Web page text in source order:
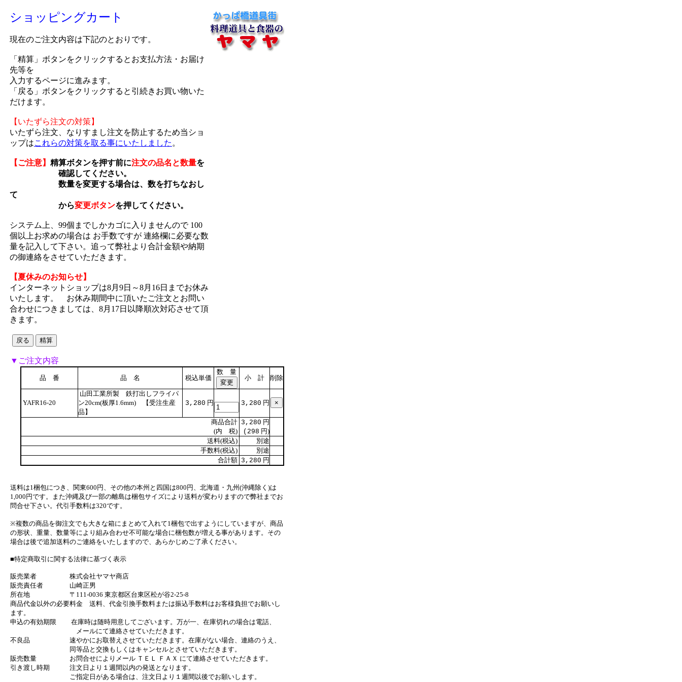
ショッピングカート
現在のご注文内容は下記のとおりです。
「精算」ボタンをクリックするとお支払方法・お届け
先等を
入力するページに進みます。
「戻る」ボタンをクリックすると引続きお買い物いた
だけます。
【いたずら注文の対策】
いたずら注文、なりすまし注文を防止するため当ショ
ップはこれらの対策を取る事にいたしました 。
【ご注意】 精算ボタンを押す前に注文の品名と数量を
確認してください。
数量を変更する場合は、数を打ちなおし
て
から変更ボタンを押してください。
システム上、99個までしかカゴに入りませんので 100
個以上お求めの場合は お手数ですが 連絡欄に必要な数
量を記入して下さい。追って弊社より合計金額や納期
の御連絡をさせていただきます。
【夏休みのお知らせ】
インターネットショップは8月9日～8月16日までお休み
いたします。 お休み期間中に頂いたご注文とお問い
合わせにつきましては、8月17日以降順次対応させて頂
きます。
▼ご注文内容
品 番 品 名 税込単価
数 量
小 計
削除
YAFR16-20
山田工業所製 鉄打出しフライパ
ン20cm(板厚1.6mm) 【受注生産
品】
3,280 円 3,280 円
商品合計
(内 税)
3,280 円
(298 円)
送料(税込)
別途
手数料(税込)
別途
合計額 3,280 円
送料は1梱包につき、関東600円、その他の本州と四国は800円、北海道・九州(沖縄除く)は
1,000円です。また沖縄及び一部の離島は梱包サイズにより送料が変わりますので弊社までお
問合せ下さい。代引手数料は320です。
※複数の商品を御注文でも大きな箱にまとめて入れて1梱包で出すようにしていますが、商品
の形状、重量、数量等により組み合わせ不可能な場合に梱包数が増える事があります。その
場合は後で追加送料のご連絡をいたしますので、あらかじめご了承ください。
■特定商取引に関する法律に基づく表示
販売業者 株式会社ヤマヤ商店
販売責任者 山崎正男
所在地 〒111-0036 東京都区台東区松が谷2-25-8
商品代金以外の必要料金 送料、代金引換手数料または振込手数料はお客様負担でお願いし
ます。
申込の有効期限 在庫時は随時用意してございます。万が一、在庫切れの場合は電話、
メールにて連絡させていただきます。
不良品 速やかにお取替えさせていただきます。在庫がない場合、連絡のうえ、
同等品と交換もしくはキャンセルとさせていただきます。
販売数量 お問合せによりメール ＴＥＬ ＦＡＸ にて連絡させていただきます。
引き渡し時期 注文日より１週間以内の発送となります。
ご指定日がある場合は、注文日より１週間以後でお願いします。